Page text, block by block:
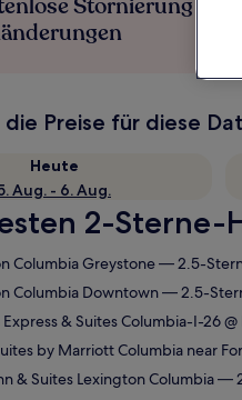
Stornierung bei
Preise für diese
Heute
Aug. - 6. Aug.
2-Sterne-
Columbia Greystone— 2.5-
Columbia Downtown— 2.5-
& Suites Columbia-I-26
by Marriott Columbia near
& Suites Lexington Columbia—